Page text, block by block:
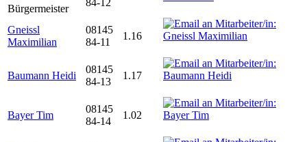
Bürgermeister
84-12
Gneissl
Maximilian
08145
84-11
1.16
Baumann Heidi
08145
84-13
1.17
Bayer Tim
08145
84-14
1.02